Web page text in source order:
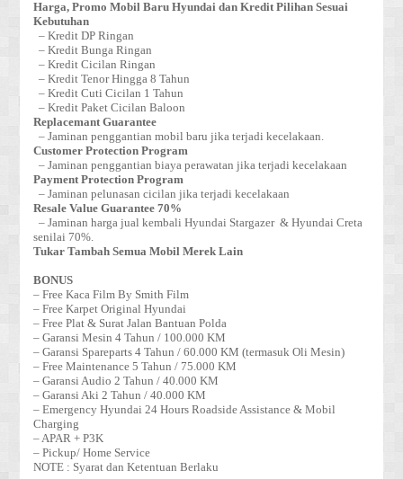
Harga, Promo Mobil Baru Hyundai dan Kredit Pilihan Sesuai
Kebutuhan
– Kredit DP Ringan
– Kredit Bunga Ringan
– Kredit Cicilan Ringan
– Kredit Tenor Hingga 8 Tahun
– Kredit Cuti Cicilan 1 Tahun
– Kredit Paket Cicilan Baloon
Replacemant Guarantee
– Jaminan penggantian mobil baru jika terjadi kecelakaan.
Customer Protection Program
– Jaminan penggantian biaya perawatan jika terjadi kecelakaan
Payment Protection Program
– Jaminan pelunasan cicilan jika terjadi kecelakaan
Resale Value Guarantee 70%
– Jaminan harga jual kembali Hyundai Stargazer & Hyundai Creta
senilai 70%.
Tukar Tambah Semua Mobil Merek Lain
BONUS
– Free Kaca Film By Smith Film
– Free Karpet Original Hyundai
– Free Plat & Surat Jalan Bantuan Polda
– Garansi Mesin 4 Tahun / 100.000 KM
– Garansi Spareparts 4 Tahun / 60.000 KM (termasuk Oli Mesin)
– Free Maintenance 5 Tahun / 75.000 KM
– Garansi Audio 2 Tahun / 40.000 KM
– Garansi Aki 2 Tahun / 40.000 KM
– Emergency Hyundai 24 Hours Roadside Assistance & Mobil
Charging
– APAR + P3K
– Pickup/ Home Service
NOTE : Syarat dan Ketentuan Berlaku